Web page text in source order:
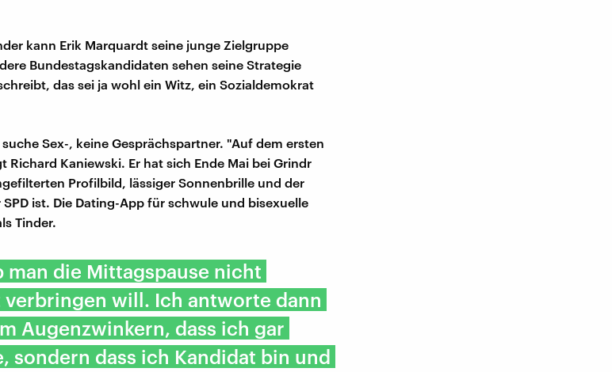
kann Erik Marquardt seine junge Zielgruppe
Bundestagskandidaten sehen seine Strategie
das sei ja wohl ein Witz, ein Sozialdemokrat
Sex-, keine Gesprächspartner. "Auf dem ersten
Richard Kaniewski. Er hat sich Ende Mai bei Grindr
Profilbild, lässiger Sonnenbrille und der
ist. Die Dating-App für schwule und bisexuelle
Tinder.
man die Mittagspause nicht
verbringen will. Ich antworte dann
Augenzwinkern, dass ich gar
sondern dass ich Kandidat bin und